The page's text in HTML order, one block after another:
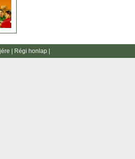
| Régi honlap |